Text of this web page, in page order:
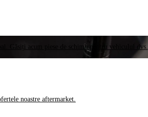
Găsiți acum piese de schimb pentru vehiculul dvs.
noastre aftermarket.